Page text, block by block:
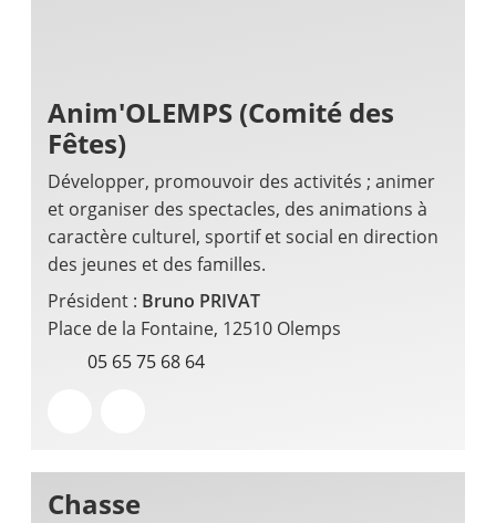
Anim'OLEMPS (Comité des
Fêtes)
Développer, promouvoir des activités ; animer
et organiser des spectacles, des animations à
caractère culturel, sportif et social en direction
des jeunes et des familles.
Président : Bruno PRIVAT
Place de la Fontaine, 12510 Olemps
05 65 75 68 64
Chasse